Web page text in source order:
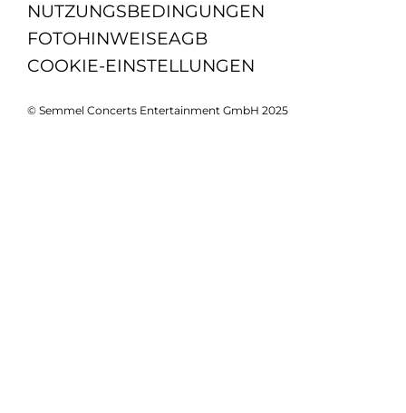
NUTZUNGSBEDINGUNGEN
FOTOHINWEISEAGB
COOKIE-EINSTELLUNGEN
© Semmel Concerts Entertainment GmbH 2025